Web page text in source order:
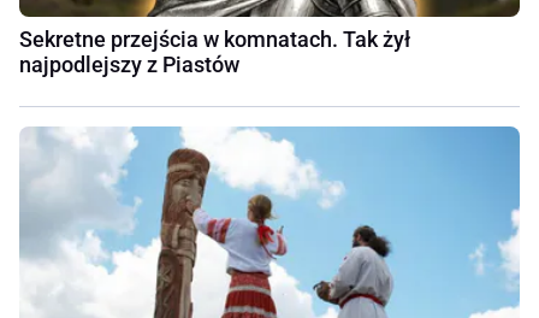
Sekretne przejścia w komnatach. Tak żył
najpodlejszy z Piastów